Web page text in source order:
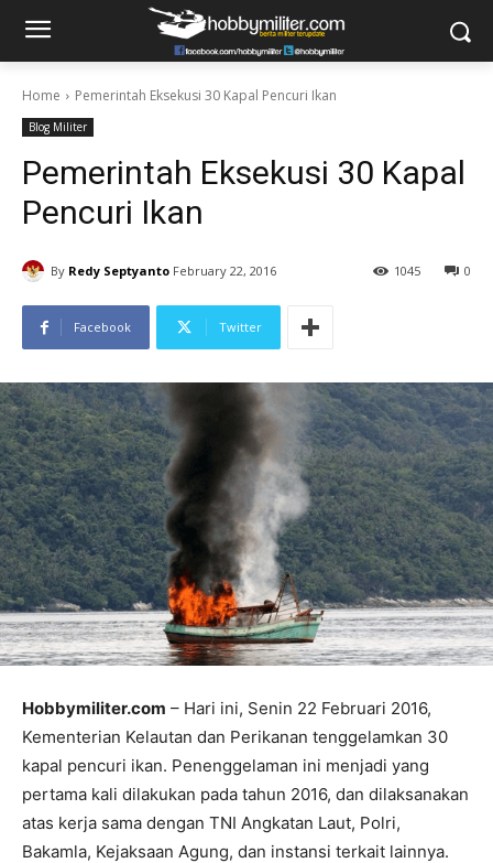
Home Pemerintah Eksekusi 30 Kapal Pencuri Ikan
Blog Militer
Pemerintah Eksekusi 30 Kapal
Pencuri Ikan
By Redy Septyanto February 22, 2016 0
1045
Facebook Twitter
Hobbymiliter.com – Hari ini, Senin 22 Februari 2016,
Kementerian Kelautan dan Perikanan tenggelamkan 30
kapal pencuri ikan. Penenggelaman ini menjadi yang
pertama kali dilakukan pada tahun 2016, dan dilaksanakan
atas kerja sama dengan TNI Angkatan Laut, Polri,
Bakamla, Kejaksaan Agung, dan instansi terkait lainnya.